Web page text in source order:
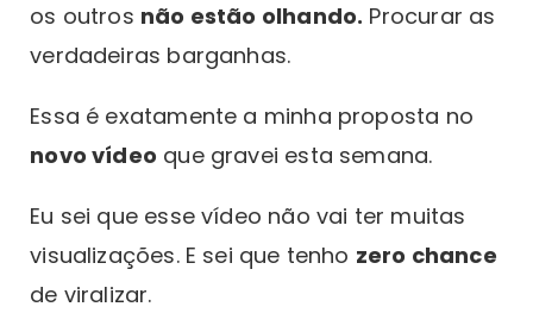
os outros não estão olhando. Procurar as
verdadeiras barganhas.
Essa é exatamente a minha proposta no
novo vídeo que gravei esta semana.
Eu sei que esse vídeo não vai ter muitas
visualizações. E sei que tenho zero chance
de viralizar.